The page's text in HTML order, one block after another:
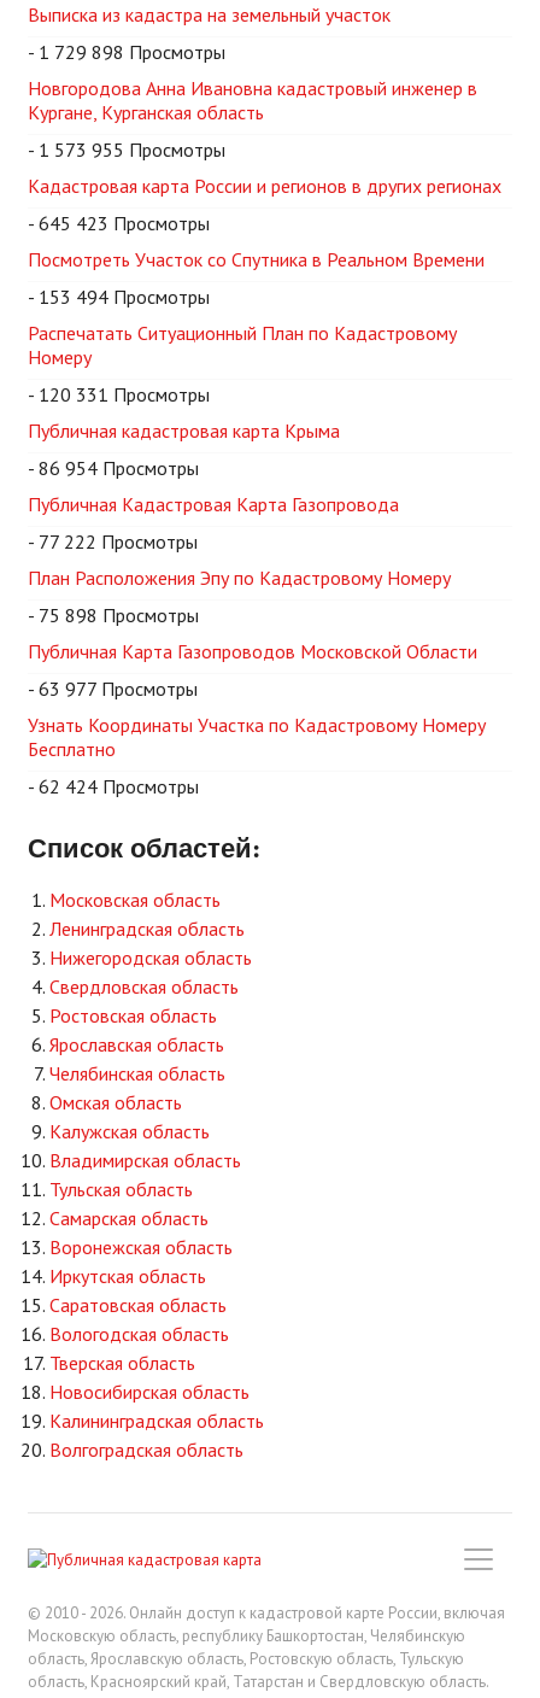
Выписка из кадастра на земельный участок
- 1 729 898 Просмотры
Новгородова Анна Ивановна кадастровый инженер в
Кургане, Курганская область
- 1 573 955 Просмотры
Кадастровая карта России и регионов в других регионах
- 645 423 Просмотры
Посмотреть Участок со Спутника в Реальном Времени
- 153 494 Просмотры
Распечатать Ситуационный План по Кадастровому
Номеру
- 120 331 Просмотры
Публичная кадастровая карта Крыма
- 86 954 Просмотры
Публичная Кадастровая Карта Газопровода
- 77 222 Просмотры
План Расположения Эпу по Кадастровому Номеру
- 75 898 Просмотры
Публичная Карта Газопроводов Московской Области
- 63 977 Просмотры
Узнать Координаты Участка по Кадастровому Номеру
Бесплатно
- 62 424 Просмотры
Список областей:
Московская область
Ленинградская область
Нижегородская область
Свердловская область
Ростовская область
Ярославская область
Челябинская область
Омская область
Калужская область
Владимирская область
Тульская область
Самарская область
Воронежская область
Иркутская область
Саратовская область
Вологодская область
Тверская область
Новосибирская область
Калининградская область
Волгоградская область
© 2010 - 2026. Онлайн доступ к кадастровой карте России, включая
Московскую область, республику Башкортостан, Челябинскую
область, Ярославскую область, Ростовскую область, Тульскую
область, Красноярский край, Татарстан и Свердловскую область.